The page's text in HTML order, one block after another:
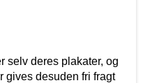
selv deres plakater, og
gives desuden fri fragt